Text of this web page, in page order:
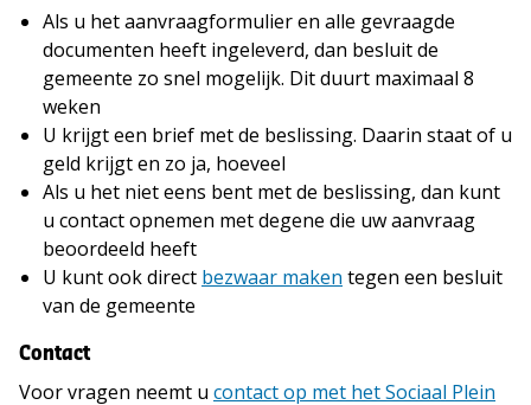
Als u het aanvraagformulier en alle gevraagde
documenten heeft ingeleverd, dan besluit de
gemeente zo snel mogelijk. Dit duurt maximaal 8
weken
U krijgt een brief met de beslissing. Daarin staat of u
geld krijgt en zo ja, hoeveel
Als u het niet eens bent met de beslissing, dan kunt
u contact opnemen met degene die uw aanvraag
beoordeeld heeft
U kunt ook direct bezwaar maken tegen een besluit
van de gemeente
Contact
Voor vragen neemt u contact op met het Sociaal Plein